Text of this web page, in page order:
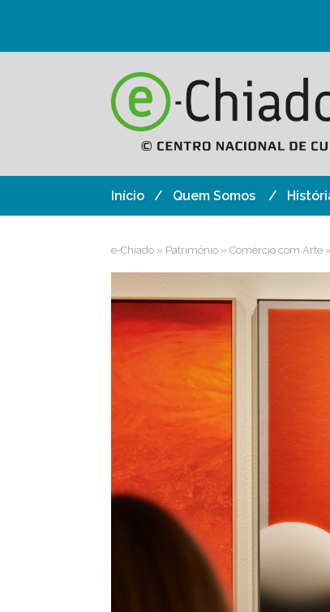
Início Quem Somos
e-Chiado » Património » Comércio com Arte »